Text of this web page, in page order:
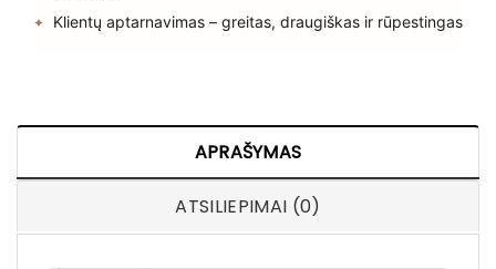
Klientų aptarnavimas – greitas, draugiškas ir rūpestingas
APRAŠYMAS
ATSILIEPIMAI (0)